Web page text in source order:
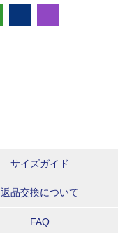
サイズガイド
返品交換について
FAQ